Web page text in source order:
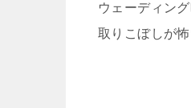
ウェーディン
取りこぼしが